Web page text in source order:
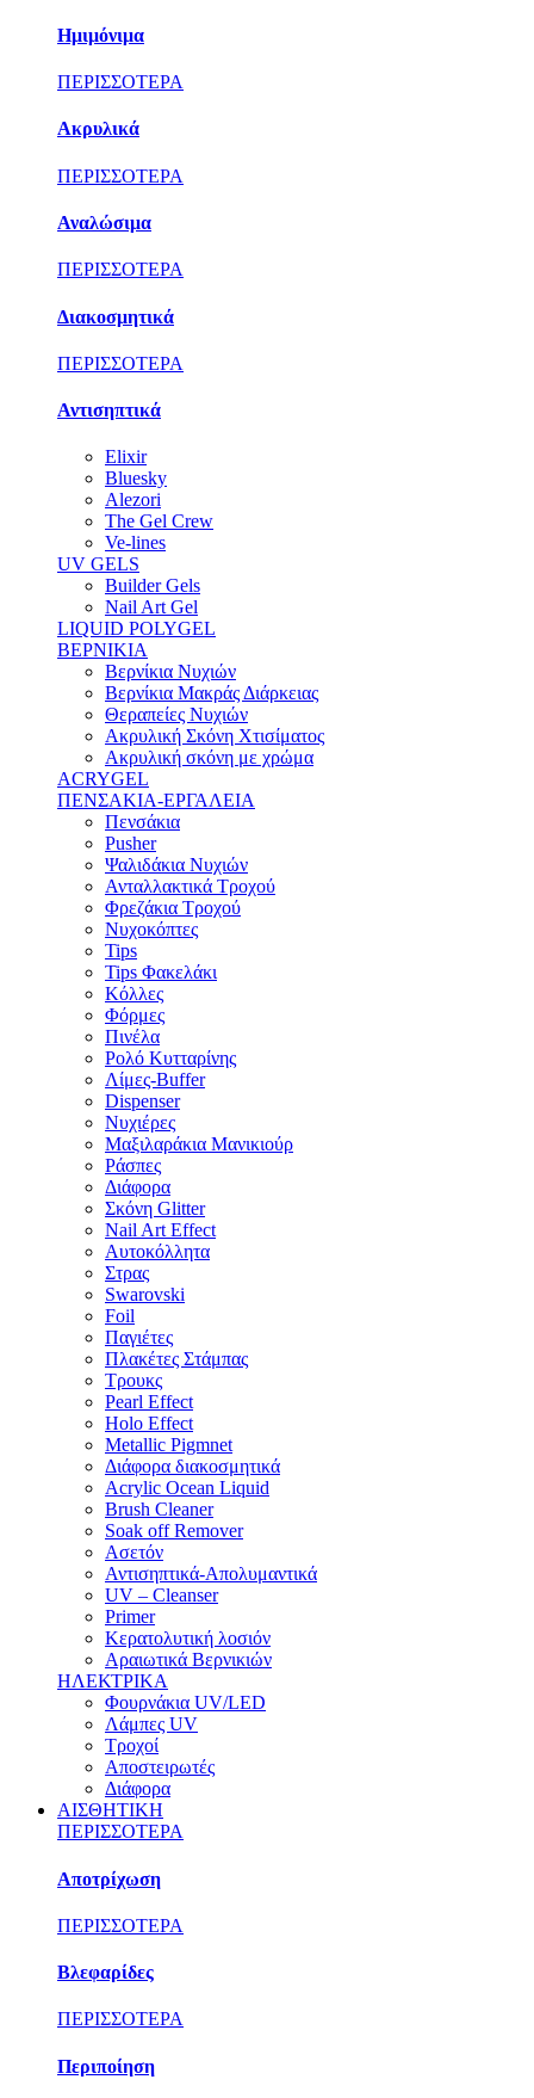
Ημιμόνιμα
ΠΕΡΙΣΣΟΤΕΡΑ
Ακρυλικά
ΠΕΡΙΣΣΟΤΕΡΑ
Αναλώσιμα
ΠΕΡΙΣΣΟΤΕΡΑ
Διακοσμητικά
ΠΕΡΙΣΣΟΤΕΡΑ
Αντισηπτικά
Elixir
Bluesky
Alezori
The Gel Crew
Ve-lines
UV GELS
Builder Gels
Nail Art Gel
LIQUID POLYGEL
ΒΕΡΝΙΚΙΑ
Βερνίκια Νυχιών
Βερνίκια Μακράς Διάρκειας
Θεραπείες Νυχιών
Ακρυλική Σκόνη Χτισίματος
Ακρυλική σκόνη με χρώμα
ACRYGEL
ΠΕΝΣΑΚΙΑ-ΕΡΓΑΛΕΙΑ
Πενσάκια
Pusher
Ψαλιδάκια Νυχιών
Ανταλλακτικά Τροχού
Φρεζάκια Τροχού
Νυχοκόπτες
Tips
Tips Φακελάκι
Κόλλες
Φόρμες
Πινέλα
Ρολό Κυτταρίνης
Λίμες-Buffer
Dispenser
Νυχιέρες
Μαξιλαράκια Μανικιούρ
Ράσπες
Διάφορα
Σκόνη Glitter
Nail Art Effect
Αυτοκόλλητα
Στρας
Swarovski
Foil
Παγιέτες
Πλακέτες Στάμπας
Τρουκς
Pearl Effect
Holo Effect
Metallic Pigmnet
Διάφορα διακοσμητικά
Acrylic Ocean Liquid
Brush Cleaner
Soak off Remover
Ασετόν
Αντισηπτικά-Απολυμαντικά
UV – Cleanser
Primer
Κερατολυτική λοσιόν
Αραιωτικά Βερνικιών
ΗΛΕΚΤΡΙΚΑ
Φουρνάκια UV/LED
Λάμπες UV
Τροχοί
Αποστειρωτές
Διάφορα
ΑΙΣΘΗΤΙΚΗ
ΠΕΡΙΣΣΟΤΕΡΑ
Αποτρίχωση
ΠΕΡΙΣΣΟΤΕΡΑ
Βλεφαρίδες
ΠΕΡΙΣΣΟΤΕΡΑ
Περιποίηση